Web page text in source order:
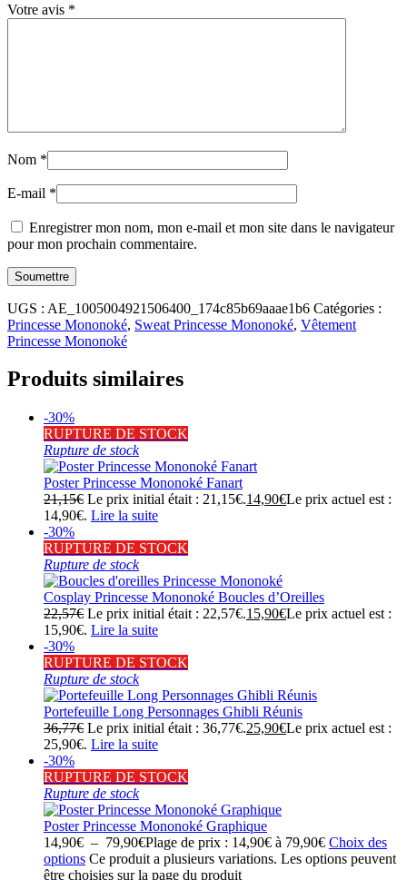
Votre avis *
Nom *
E-mail *
Enregistrer mon nom, mon e-mail et mon site dans le navigateur
pour mon prochain commentaire.
UGS : AE_1005004921506400_174c85b69aaae1b6 Catégories :
Princesse Mononoké, Sweat Princesse Mononoké, Vêtement
Princesse Mononoké
Produits similaires
-30%
RUPTURE DE STOCK
Rupture de stock
Poster Princesse Mononoké Fanart
21,15€ Le prix initial était : 21,15€.14,90€Le prix actuel est :
14,90€. Lire la suite
-30%
RUPTURE DE STOCK
Rupture de stock
Cosplay Princesse Mononoké Boucles d’Oreilles
22,57€ Le prix initial était : 22,57€.15,90€Le prix actuel est :
15,90€. Lire la suite
-30%
RUPTURE DE STOCK
Rupture de stock
Portefeuille Long Personnages Ghibli Réunis
36,77€ Le prix initial était : 36,77€.25,90€Le prix actuel est :
25,90€. Lire la suite
-30%
RUPTURE DE STOCK
Rupture de stock
Poster Princesse Mononoké Graphique
14,90€ – 79,90€Plage de prix : 14,90€ à 79,90€ Choix des
options Ce produit a plusieurs variations. Les options peuvent
être choisies sur la page du produit